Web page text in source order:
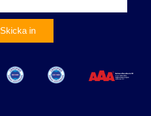
Skicka in